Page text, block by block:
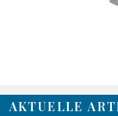
AKTUELLE